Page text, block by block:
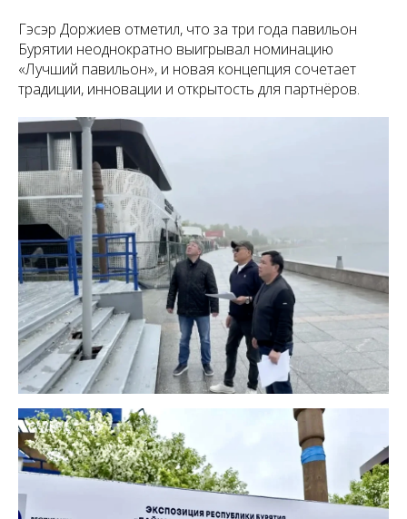
Гэсэр Доржиев отметил, что за три года павильон
Бурятии неоднократно выигрывал номинацию
«Лучший павильон», и новая концепция сочетает
традиции, инновации и открытость для партнёров.